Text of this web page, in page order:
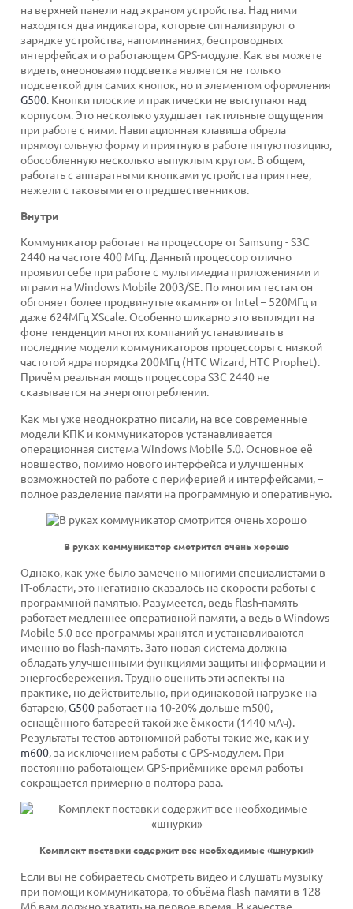
на верхней панели над экраном устройства. Над ними
находятся два индикатора, которые сигнализируют о
зарядке устройства, напоминаниях, беспроводных
интерфейсах и о работающем GPS-модуле. Как вы можете
видеть, «неоновая» подсветка является не только
подсветкой для самих кнопок, но и элементом оформления
G500. Кнопки плоские и практически не выступают над
корпусом. Это несколько ухудшает тактильные ощущения
при работе с ними. Навигационная клавиша обрела
прямоугольную форму и приятную в работе пятую позицию,
обособленную несколько выпуклым кругом. В общем,
работать с аппаратными кнопками устройства приятнее,
нежели с таковыми его предшественников.
Внутри
Коммуникатор работает на процессоре от Samsung - S3C
2440 на частоте 400 МГц. Данный процессор отлично
проявил себе при работе с мультимедиа приложениями и
играми на Windows Mobile 2003/SE. По многим тестам он
обгоняет более продвинутые «камни» от Intel – 520МГц и
даже 624МГц XScale. Особенно шикарно это выглядит на
фоне тенденции многих компаний устанавливать в
последние модели коммуникаторов процессоры с низкой
частотой ядра порядка 200МГц (HTC Wizard, HTC Prophet).
Причём реальная мощь процессора S3C 2440 не
сказывается на энергопотреблении.
Как мы уже неоднократно писали, на все современные
модели КПК и коммуникаторов устанавливается
операционная система Windows Mobile 5.0. Основное её
новшество, помимо нового интерфейса и улучшенных
возможностей по работе с периферией и интерфейсами, –
полное разделение памяти на программную и оперативную.
В руках коммуникатор смотрится очень хорошо
Однако, как уже было замечено многими специалистами в
IT-области, это негативно сказалось на скорости работы с
программной памятью. Разумеется, ведь flash-память
работает медленнее оперативной памяти, а ведь в Windows
Mobile 5.0 все программы хранятся и устанавливаются
именно во flash-память. Зато новая система должна
обладать улучшенными функциями защиты информации и
энергосбережения. Трудно оценить эти аспекты на
практике, но действительно, при одинаковой нагрузке на
батарею,G500 работает на 10-20% дольше m500,
оснащённого батареей такой же ёмкости (1440 мАч).
Результаты тестов автономной работы такие же, как и у
m600, за исключением работы с GPS-модулем. При
постоянно работающем GPS-приёмнике время работы
сокращается примерно в полтора раза.
Комплект поставки содержит все необходимые «шнурки»
Если вы не собираетесь смотреть видео и слушать музыку
при помощи коммуникатора, то объёма flash-памяти в 128
Мб вам должно хватить на первое время. В качестве